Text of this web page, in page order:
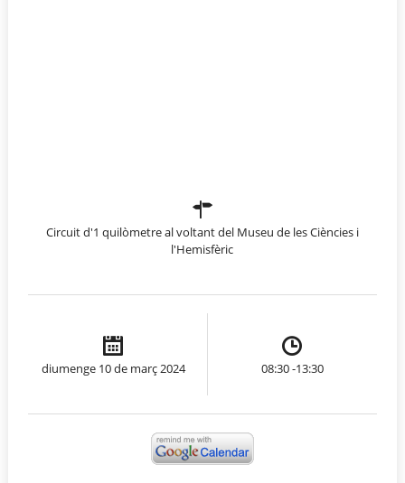
Circuit d'1 quilòmetre al voltant del Museu de les Ciències i
l'Hemisfèric
diumenge 10 de març 2024 08:30 -13:30